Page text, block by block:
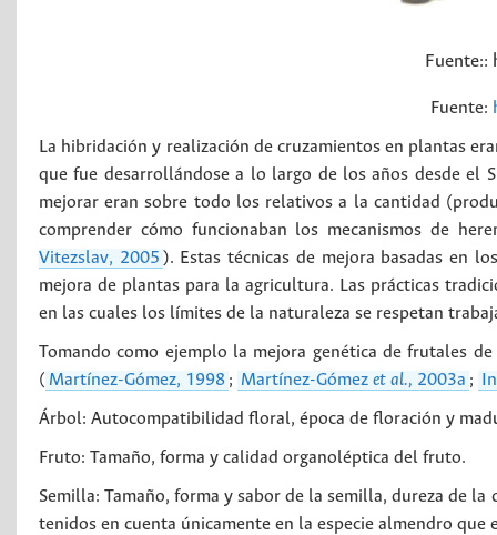
Fuente::
Fuente:
La hibridación y realización de cruzamientos en plantas
que fue desarrollándose a lo largo de los años desde el
mejorar eran sobre todo los relativos a la cantidad
comprender cómo funcionaban los mecanismos de
Vitezslav, 2005 ). Estas técnicas de mejora basadas en
mejora de plantas para la agricultura. Las prácticas
en las cuales los límites de la naturaleza se respetan
Tomando como ejemplo la mejora genética de frutales
( Martínez-Gómez, 1998 ; Martínez-Gómez et al., 2003a ;
Árbol: Autocompatibilidad floral, época de floración y
Fruto: Tamaño, forma y calidad organoléptica del fruto.
Semilla: Tamaño, forma y sabor de la semilla, dureza de
tenidos en cuenta únicamente en la especie almendro